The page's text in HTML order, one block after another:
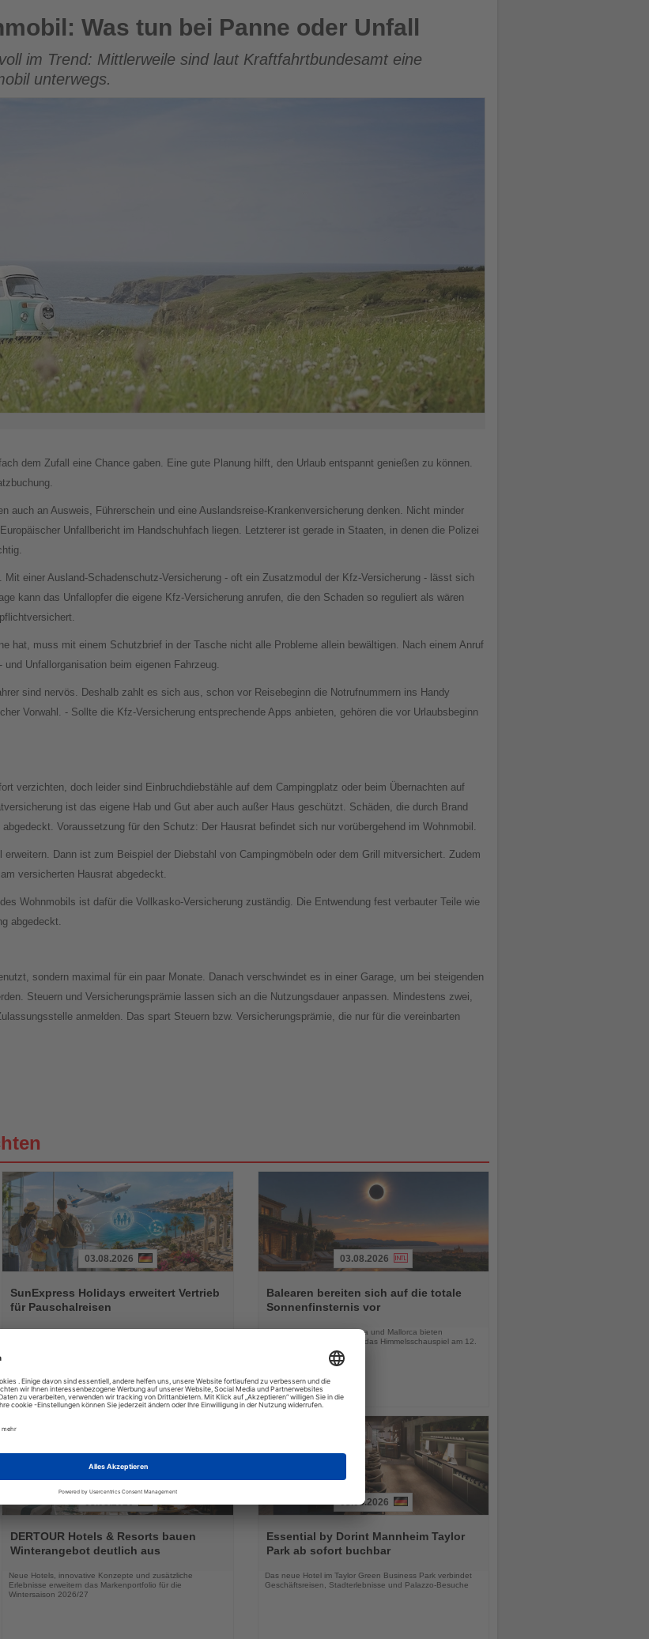
oder Unfall
Was tun bei Panne oder Unfall
im Trend: Mittlerweile sind laut Kraftfahrtbundesamt eine
unterwegs.
dem Zufall eine Chance gaben. Eine gute Planung hilft, den Urlaub entspannt genießen zu können.
auch an Ausweis, Führerschein und eine Auslandsreise-Krankenversicherung denken. Nicht minder
Unfallbericht im Handschuhfach liegen. Letzterer ist gerade in Staaten, in denen die Polizei
einer Ausland-Schadenschutz-Versicherung - oft ein Zusatzmodul der Kfz-Versicherung - lässt sich
kann das Unfallopfer die eigene Kfz-Versicherung anrufen, die den Schaden so reguliert als wären
hat, muss mit einem Schutzbrief in der Tasche nicht alle Probleme allein bewältigen. Nach einem Anruf
Unfallorganisation beim eigenen Fahrzeug.
sind nervös. Deshalb zahlt es sich aus, schon vor Reisebeginn die Notrufnummern ins Handy
Vorwahl. - Sollte die Kfz-Versicherung entsprechende Apps anbieten, gehören die vor Urlaubsbeginn
verzichten, doch leider sind Einbruchdiebstähle auf dem Campingplatz oder beim Übernachten auf
ist das eigene Hab und Gut aber auch außer Haus geschützt. Schäden, die durch Brand
Voraussetzung für den Schutz: Der Hausrat befindet sich nur vorübergehend im Wohnmobil.
Dann ist zum Beispiel der Diebstahl von Campingmöbeln oder dem Grill mitversichert. Zudem
versicherten Hausrat abgedeckt.
Wohnmobils ist dafür die Vollkasko-Versicherung zuständig. Die Entwendung fest verbauter Teile wie
abgedeckt.
sondern maximal für ein paar Monate. Danach verschwindet es in einer Garage, um bei steigenden
Steuern und Versicherungsprämie lassen sich an die Nutzungsdauer anpassen. Mindestens zwei,
anmelden. Das spart Steuern bzw. Versicherungsprämie, die nur für die vereinbarten
Sie
die
03.08.2026
SunExpress Holidays erweitert Vertrieb
für Pauschalreisen
Neue Plattform verbindet klassische Urlaubsreisen mit
Sie
die
03.08.2026
Balearen bereiten sich auf die totale
Sonnenfinsternis vor
Vestige-Häuser auf Menorca und Mallorca bieten
außergewöhnliche Orte für das Himmelsschauspiel am 12.
Sie
die
Nachrichten
03.08.2026
DERTOUR Hotels & Resorts bauen
Winterangebot deutlich aus
Neue Hotels, innovative Konzepte und zusätzliche
Erlebnisse erweitern das Markenportfolio für die
Wintersaison 2026/27
Sie
die
03.08.2026
Essential by Dorint Mannheim Taylor
Park ab sofort buchbar
Das neue Hotel im Taylor Green Business Park verbindet
Geschäftsreisen, Stadterlebnisse und Palazzo-Besuche